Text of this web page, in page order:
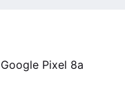
Google Pixel 8a